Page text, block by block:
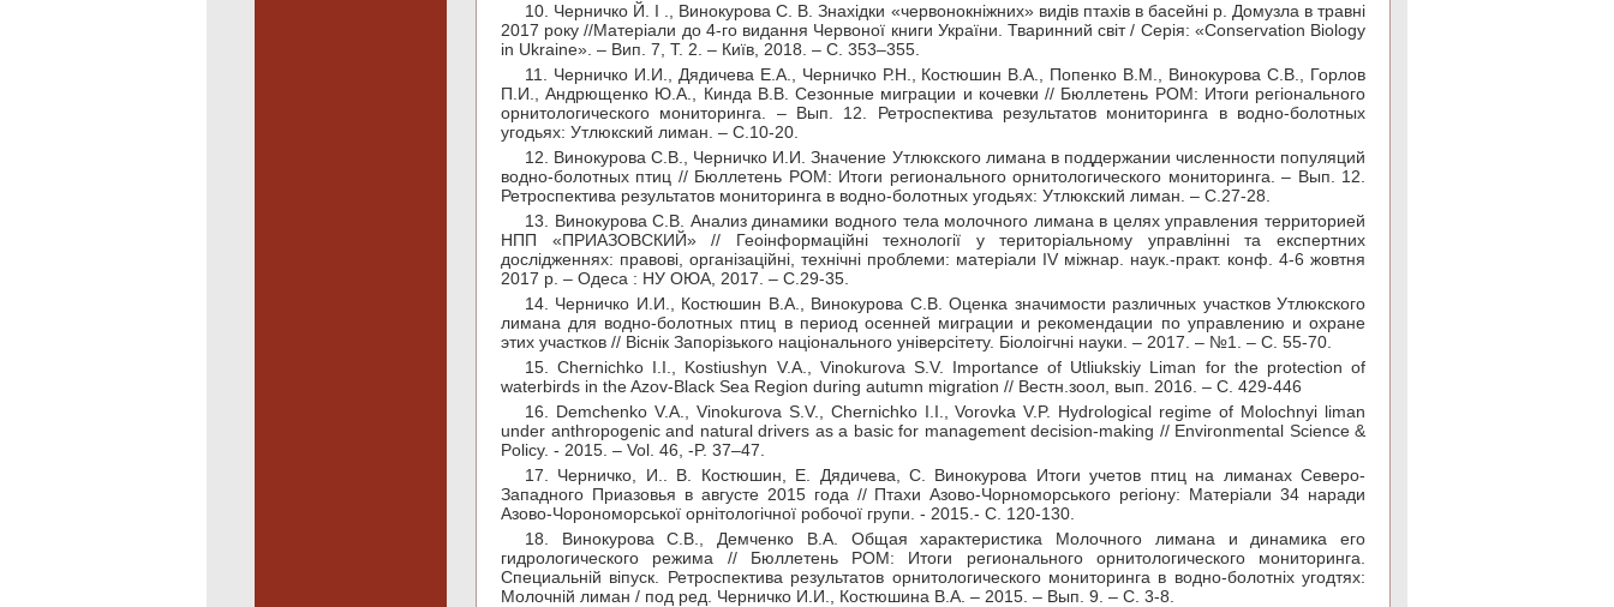
10. Черничко Й. І ., Винокурова С. В. Знахідки «червонокніжних» видів птахів в басейні р. Домузла в травні
2017 року //Матеріали до 4-го видання Червоної книги України. Тваринний світ / Серія: «Conservation Biology
in Ukraine». – Вип. 7, Т. 2. – Київ, 2018. – С. 353–355.
11. Черничко И.И., Дядичева Е.А., Черничко Р.Н., Костюшин В.А., Попенко В.М., Винокурова С.В., Горлов
П.И., Андрющенко Ю.А., Кинда В.В. Сезонные миграции и кочевки // Бюллетень РОМ: Итоги регіонального
орнитологического мониторинга. – Вып. 12. Ретроспектива результатов мониторинга в водно-болотных
угодьях: Утлюкский лиман. – С.10-20.
12. Винокурова С.В., Черничко И.И. Значение Утлюкского лимана в поддержании численности популяций
водно-болотных птиц // Бюллетень РОМ: Итоги регионального орнитологического мониторинга. – Вып. 12.
Ретроспектива результатов мониторинга в водно-болотных угодьях: Утлюкский лиман. – С.27-28.
13. Винокурова С.В. Анализ динамики водного тела молочного лимана в целях управления территорией
НПП «ПРИАЗОВСКИЙ» // Геоінформаційні технології у територіальному управлінні та експертних
дослідженнях: правові, організаційні, технічні проблеми: матеріали ІV міжнар. наук.-практ. конф. 4-6 жовтня
2017 р. – Одеса : НУ ОЮА, 2017. – С.29-35.
14. Черничко И.И., Костюшин В.А., Винокурова С.В. Оценка значимости различных участков Утлюкского
лимана для водно-болотных птиц в период осенней миграции и рекомендации по управлению и охране
этих участков // Віснік Запорізького національного універсітету. Біолоігчні науки. – 2017. – №1. – С. 55-70.
15. Chernichko I.I., Kostiushyn V.A., Vinokurova S.V. Importance of Utliukskiy Liman for the protection of
waterbirds in the Azov-Black Sea Region during autumn migration // Вестн.зоол, вып. 2016. – С. 429-446
16. Demchenko V.A., Vinokurova S.V., Chernichko I.I., Vorovka V.P. Hydrological regime of Molochnyi liman
under anthropogenic and natural drivers as a basic for management decision-making // Environmental Science &
Policy. - 2015. – Vol. 46, -P. 37–47.
17. Черничко, И.. В. Костюшин, Е. Дядичева, С. Винокурова Итоги учетов птиц на лиманах Северо-
Западного Приазовья в августе 2015 года // Птахи Азово-Чорноморського регіону: Матеріали 34 наради
Азово-Чорономорської орнітологічної робочої групи. - 2015.- С. 120-130.
18. Винокурова С.В., Демченко В.А. Общая характеристика Молочного лимана и динамика его
гидрологического режима // Бюллетень РОМ: Итоги регионального орнитологического мониторинга.
Специальній віпуск. Ретроспектива результатов орнитологического мониторинга в водно-болотніх угодтях:
Молочній лиман / под ред. Черничко И.И., Костюшина В.А. – 2015. – Вып. 9. – С. 3-8.